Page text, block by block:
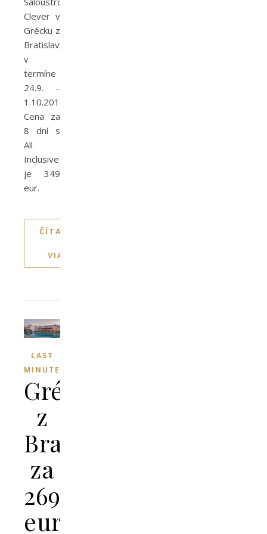
Clever v
Grécku z
Bratislavy
v
termíne
24.9. –
1.10.2019.
Cena za
8 dní s
All
Inclusive
je 349
eur.
ČÍTAJTE
VIAC
LAST
MINUTE
Grécko
z
Bratislavy
za
269
eur